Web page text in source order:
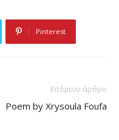
Pinterest
Επόμενο άρθρο
Poem by Xrysoula Foufa